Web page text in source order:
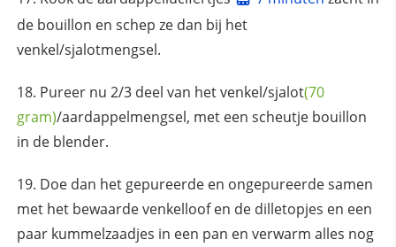
de bouillon en schep ze dan bij het
venkel/sjalotmengsel.
Pureer nu 2/3 deel van het venkel/sjalot(70
gram)/aardappelmengsel, met een scheutje bouillon
in de blender.
Doe dan het gepureerde en ongepureerde samen
met het bewaarde venkelloof en de dilletopjes en een
paar kummelzaadjes in een pan en verwarm alles nog